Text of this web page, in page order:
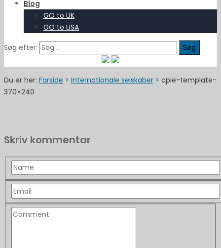
Blog
GO to UK
GO to USA
Søg efter:
Du er her: Forside > Internationale selskaber > cpie-template-
370×240
Skriv kommentar